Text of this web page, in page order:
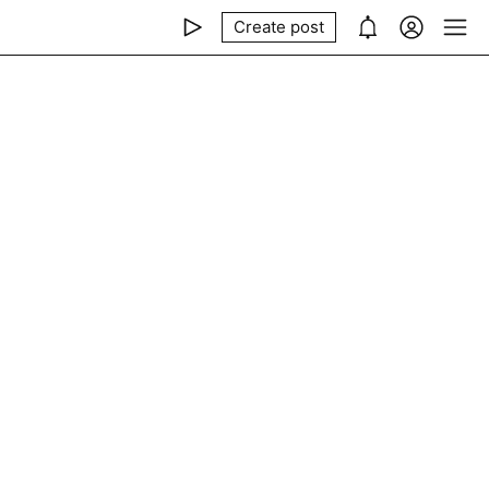
Create post